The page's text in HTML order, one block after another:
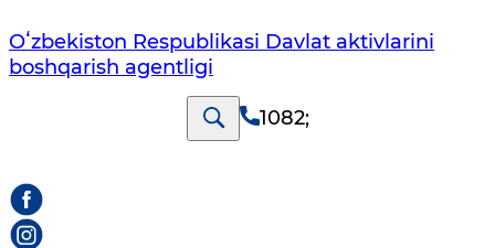
Oʻzbekiston Respublikasi Davlat aktivlarini
boshqarish agentligi
1082;